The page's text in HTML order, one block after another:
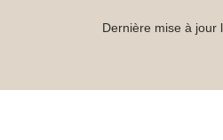
Dernière mise à jour